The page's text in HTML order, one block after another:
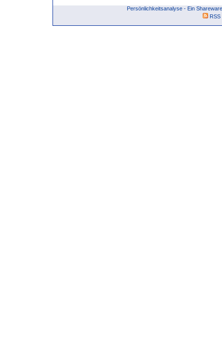
Persönlichkeitsanalyse - Ein